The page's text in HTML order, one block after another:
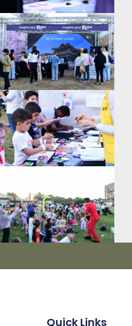
Quick Links